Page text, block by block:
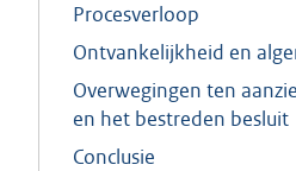
Procesverloop
Ontvankelijkheid en
Overwegingen ten
en het bestreden besluit
Conclusie